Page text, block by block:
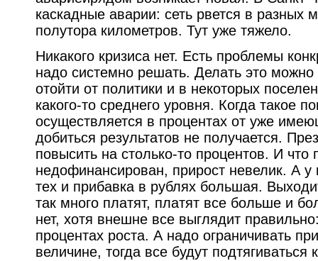
каскадные аварии: сеть рвется в разных
полутора километров. Тут уже тяжело.
Никакого кризиса нет. Есть проблемы
надо системно решать. Делать это
отойти от политики и в некоторых
какого-то среднего уровня. Когда такое
осуществляется в процентах от уже
добиться результатов не получается.
повысить на столько-то процентов. И что
недофинансирован, прирост невелик. А
тех и прибавка в рублях большая.
так много платят, платят все больше и
нет, хотя внешне все выглядит
процентах роста. А надо ограничивать
величине, тогда все будут